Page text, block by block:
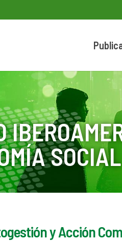
y Acción